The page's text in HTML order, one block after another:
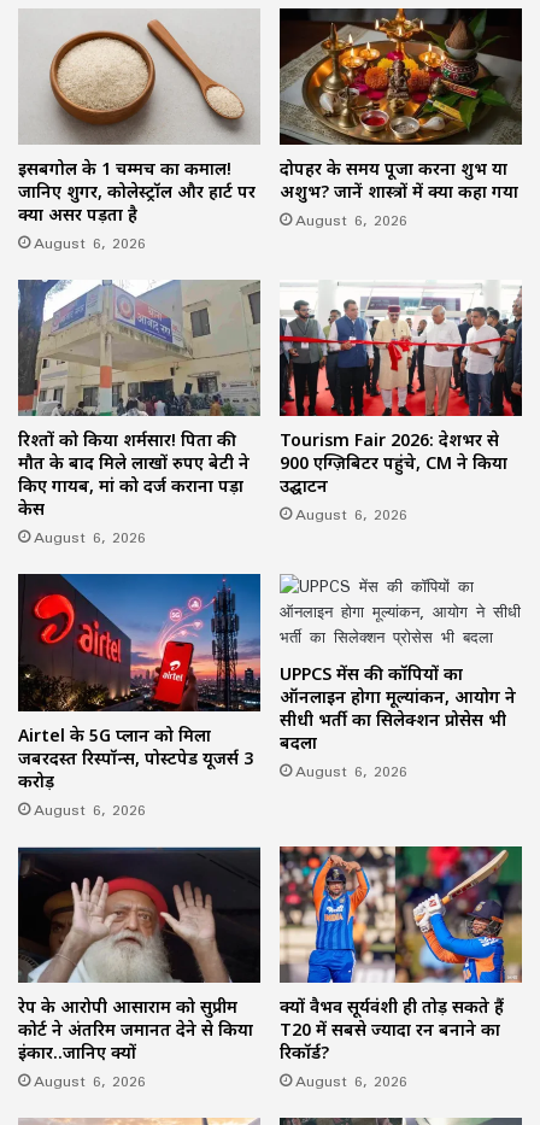
इसबगोल के 1 चम्मच का कमाल!
जानिए शुगर, कोलेस्ट्रॉल और हार्ट पर
क्या असर पड़ता है
August 6, 2026
दोपहर के समय पूजा करना शुभ या
अशुभ? जानें शास्त्रों में क्या कहा गया
August 6, 2026
रिश्तों को किया शर्मसार! पिता की
मौत के बाद मिले लाखों रुपए बेटी ने
किए गायब, मां को दर्ज कराना पड़ा
केस
August 6, 2026
Tourism Fair 2026: देशभर से
900 एग्ज़िबिटर पहुंचे, CM ने किया
उद्घाटन
August 6, 2026
Airtel के 5G प्लान को मिला
जबरदस्त रिस्पॉन्स, पोस्टपेड यूजर्स 3
करोड़
August 6, 2026
UPPCS मेंस की कॉपियों का
ऑनलाइन होगा मूल्यांकन, आयोग ने
सीधी भर्ती का सिलेक्शन प्रोसेस भी
बदला
August 6, 2026
रेप के आरोपी आसाराम को सुप्रीम
कोर्ट ने अंतरिम जमानत देने से किया
इंकार..जानिए क्यों
August 6, 2026
क्यों वैभव सूर्यवंशी ही तोड़ सकते हैं
T20 में सबसे ज्यादा रन बनाने का
रिकॉर्ड?
August 6, 2026